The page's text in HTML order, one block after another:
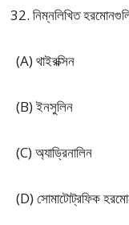
নিম্নলিখিত
(A) থাইরক্সিন
(B) ইনসুলিন
(C) অ্যাড্রিনালিন
(D) সোমাটোট্রফিক